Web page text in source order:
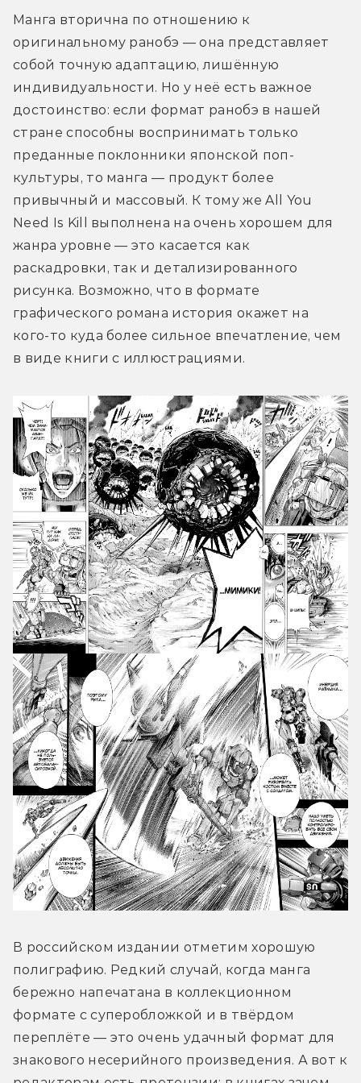
Манга вторична по отношению к
оригинальному ранобэ — она представляет
собой точную адаптацию, лишённую
индивидуальности. Но у неё есть важное
достоинство: если формат ранобэ в нашей
стране способны воспринимать только
преданные поклонники японской поп-
культуры, то манга — продукт более
привычный и массовый. К тому же All You
Need Is Kill выполнена на очень хорошем для
жанра уровне — это касается как
раскадровки, так и детализированного
рисунка. Возможно, что в формате
графического романа история окажет на
кого-то куда более сильное впечатление, чем
в виде книги с иллюстрациями.
В российском издании отметим хорошую
полиграфию. Редкий случай, когда манга
бережно напечатана в коллекционном
формате с суперобложкой и в твёрдом
переплёте — это очень удачный формат для
знакового несерийного произведения. А вот к